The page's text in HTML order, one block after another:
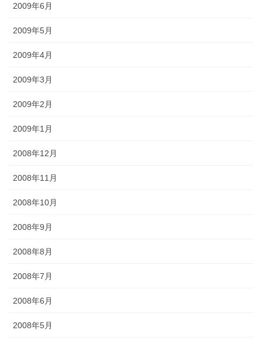
2009年6月
2009年5月
2009年4月
2009年3月
2009年2月
2009年1月
2008年12月
2008年11月
2008年10月
2008年9月
2008年8月
2008年7月
2008年6月
2008年5月